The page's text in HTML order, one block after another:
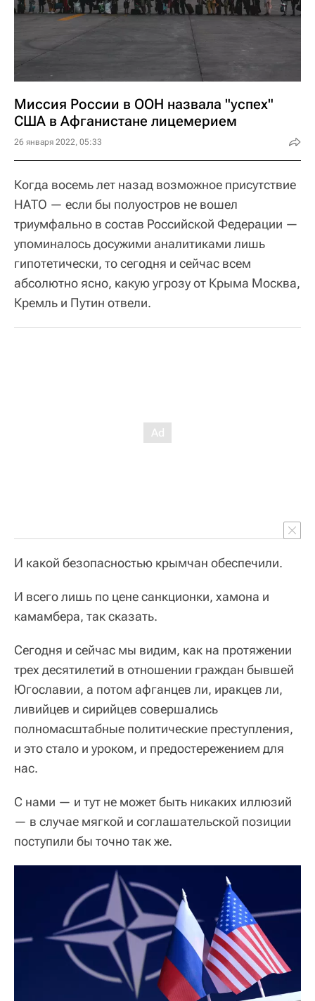
Миссия России в ООН назвала "успех"
США в Афганистане лицемерием
26 января 2022, 05:33
Когда восемь лет назад возможное присутствие
НАТО — если бы полуостров не вошел
триумфально в состав Российской Федерации —
упоминалось досужими аналитиками лишь
гипотетически, то сегодня и сейчас всем
абсолютно ясно, какую угрозу от Крыма Москва,
Кремль и Путин отвели.
И какой безопасностью крымчан обеспечили.
И всего лишь по цене санкционки, хамона и
камамбера, так сказать.
Сегодня и сейчас мы видим, как на протяжении
трех десятилетий в отношении граждан бывшей
Югославии, а потом афганцев ли, иракцев ли,
ливийцев и сирийцев совершались
полномасштабные политические преступления,
и это стало и уроком, и предостережением для
нас.
С нами — и тут не может быть никаких иллюзий
— в случае мягкой и соглашательской позиции
поступили бы точно так же.